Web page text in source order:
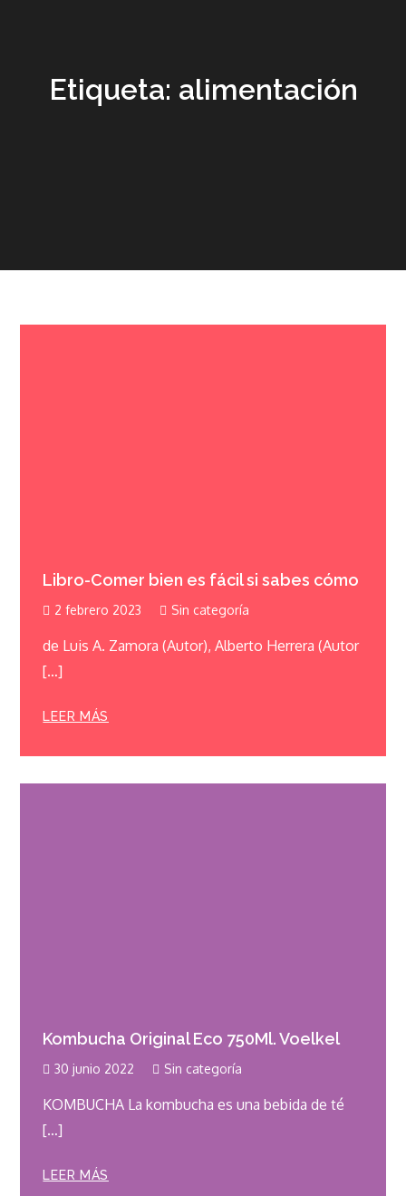
Etiqueta: alimentación
Libro-Comer bien es fácil si sabes cómo
2 febrero 2023 Sin categoría
de Luis A. Zamora (Autor), Alberto Herrera (Autor
[…]
LEER MÁS
Kombucha Original Eco 750Ml. Voelkel
30 junio 2022 Sin categoría
KOMBUCHA La kombucha es una bebida de té
[…]
LEER MÁS